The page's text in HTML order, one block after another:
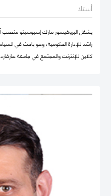
أستاذ
يشغل البروفيسور مارك إسبوسيتو
راشد للإدارة الحكومية، وهو باحث في
كلاين للإنترنت والمجتمع في جامعة